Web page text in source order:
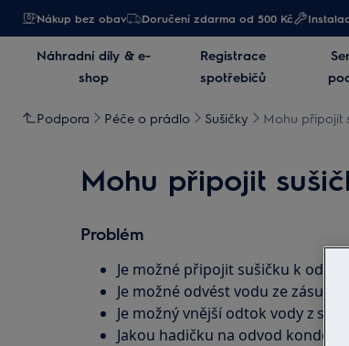
Nákup bez obav Doručení zdarma od 500 Kč
Náhradní díly & e-
shop
Registrace
spotřebičů
Podpora Péče o prádlo Sušičky Mohu připojit
Mohu připojit
Problém
Je možné připojit sušičku k
Je možné odvést vodu ze
Je možný vnější odtok vody z
Jakou hadičku na odvod